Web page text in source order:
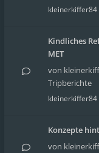
kleinerkiffer84
Kindliches
MET
von
Tripberichte
kleinerkiffer84
Konzepte
von